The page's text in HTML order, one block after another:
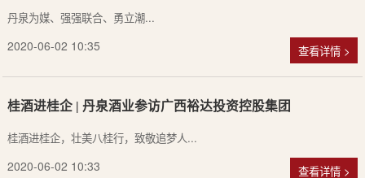
丹泉为媒、强强联合、勇立潮...
2020-06-02 10:35 查看详情 >
桂酒进桂企 | 丹泉酒业参访广西裕达投资控股集团
桂酒进桂企，壮美八桂行，致敬追梦人...
2020-06-02 10:33 查看详情 >